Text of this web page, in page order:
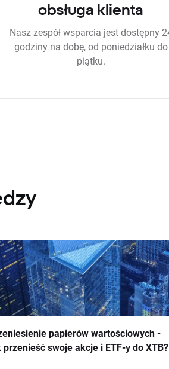
obsługa klienta
Nasz zespół wsparcia jest dostępny
godziny na dobę, od poniedziałku do
piątku.
papierów wartościowych -
przenieść swoje akcje i ETF-y do XTB?